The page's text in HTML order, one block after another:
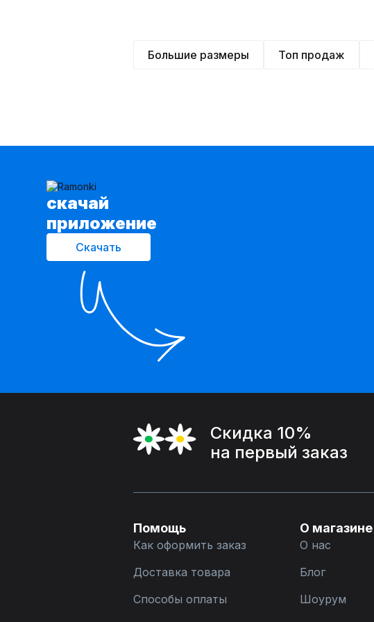
Большие размеры Топ продаж
cкачай
приложение
Скачать
Скидка 10%
на первый заказ
Помощь
Как оформить заказ
Доставка товара
Способы оплаты
О магазине
О нас
Блог
Шоурум